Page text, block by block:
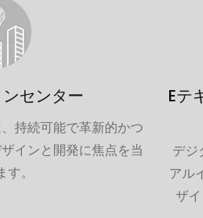
センター
持続可能で革新的かつ
インと開発に焦点を当
す。
Eテ
デジ
アル
ザ